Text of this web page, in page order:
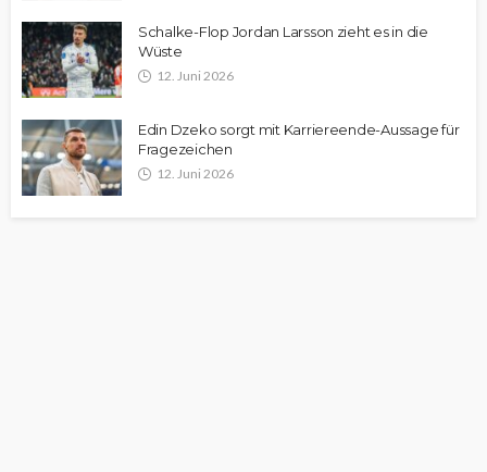
Schalke-Flop Jordan Larsson zieht es in die
Wüste
12. Juni 2026
Edin Dzeko sorgt mit Karriereende-Aussage für
Fragezeichen
12. Juni 2026